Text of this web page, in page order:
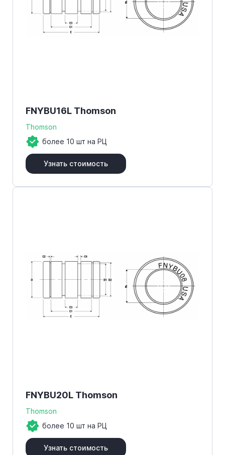
FNYBU16L Thomson
Thomson
более 10 шт на РЦ
Узнать стоимость
FNYBU20L Thomson
Thomson
более 10 шт на РЦ
Узнать стоимость